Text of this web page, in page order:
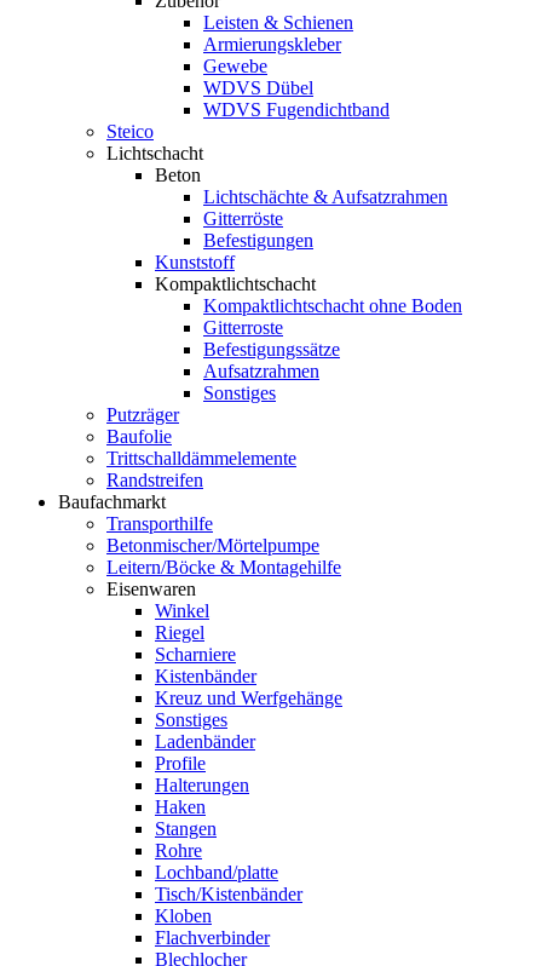
Leisten & Schienen
Armierungskleber
Gewebe
WDVS Dübel
WDVS Fugendichtband
Steico
Lichtschacht
Beton
Lichtschächte & Aufsatzrahmen
Gitterröste
Befestigungen
Kunststoff
Kompaktlichtschacht
Kompaktlichtschacht ohne Boden
Gitterroste
Befestigungssätze
Aufsatzrahmen
Sonstiges
Putzräger
Baufolie
Trittschalldämmelemente
Randstreifen
Baufachmarkt
Transporthilfe
Betonmischer/Mörtelpumpe
Leitern/Böcke & Montagehilfe
Eisenwaren
Winkel
Riegel
Scharniere
Kistenbänder
Kreuz und Werfgehänge
Sonstiges
Ladenbänder
Profile
Halterungen
Haken
Stangen
Rohre
Lochband/platte
Tisch/Kistenbänder
Kloben
Flachverbinder
Blechlocher